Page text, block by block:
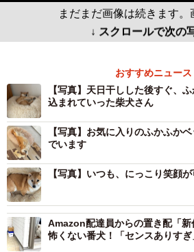
まだまだ画像は続きます。
↓ スクロールで次の
おすすめニュース
【写真】天日干しした後すぐ、
込まれていった柴犬さん
【写真】お気に入りのふかふか
でいます
【写真】いつも、にっこり笑顔
Amazon配達員からの置き配「
怖くない番犬！「センスありす